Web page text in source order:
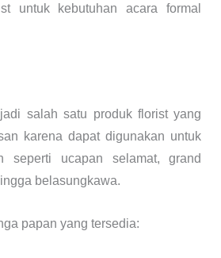
untuk kebutuhan acara formal
salah satu produk florist yang
karena dapat digunakan untuk
seperti ucapan selamat, grand
belasungkawa.
papan yang tersedia: